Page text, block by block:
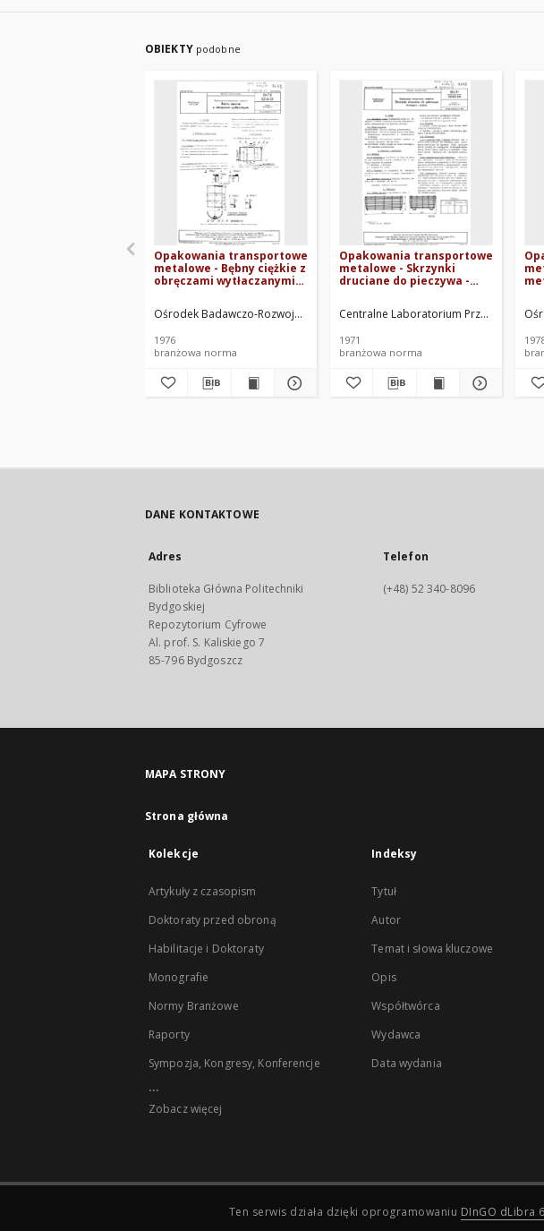
OBIEKTY podobne
Opakowania transportowe
metalowe - Bębny ciężkie z
obręczami wytłaczanymi
Ośrodek Badawczo-Rozwojowy Przemysłu Wyrobów Metalowych "Medom"
1976
branżowa norma
Opakowania transportowe
metalowe - Skrzynki
druciane do pieczywa -
71/5045-06
Centralne Laboratorium Przemysłu
1971
branżowa norma
77/
DANE KONTAKTOWE
Adres
Biblioteka Główna Politechniki
Bydgoskiej
Repozytorium Cyfrowe
Al. prof. S. Kaliskiego 7
85-796 Bydgoszcz
Telefon
(+48) 52 340-8096
MAPA STRONY
Strona główna
Kolekcje
Artykuły z czasopism
Doktoraty przed obroną
Habilitacje i Doktoraty
Monografie
Normy Branżowe
Raporty
Sympozja, Kongresy, Konferencje
...
Zobacz więcej
Indeksy
Tytuł
Autor
Temat i słowa kluczowe
Opis
Współtwórca
Wydawca
Data wydania
Ten serwis działa dzięki oprogramowaniu DInGO dLibra